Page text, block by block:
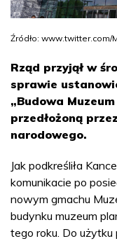
Źródło: www.twitter.com/
Rząd przyjął w
sprawie
„Budowa
przedłożoną
narodowego.
Jak podkreśliła
komunikacie po
nowym gmachu
budynku muzeum
tego roku. Do użytku